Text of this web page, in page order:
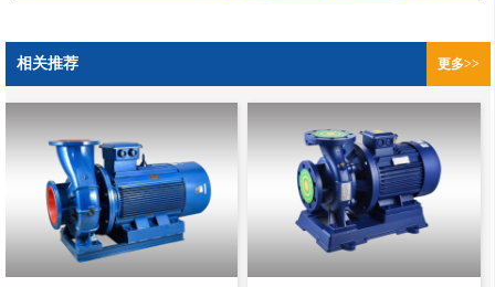
相关推荐 更多>>